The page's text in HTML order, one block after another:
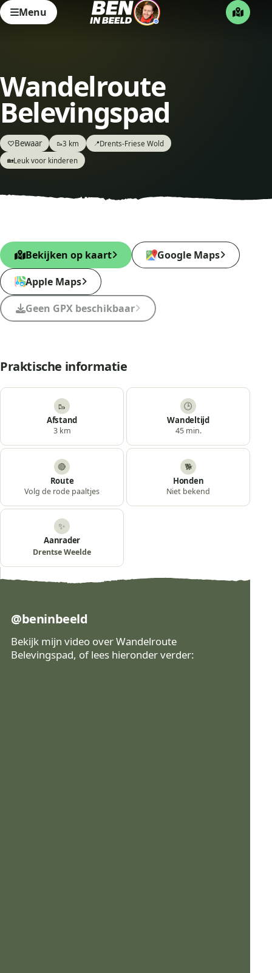
Menu
Wandelroute
Belevingspad
♡Bewaar 🥾3 km 📍Drents-Friese Wold
🏡Leuk voor kinderen
Bekijken op kaart
Google Maps
Apple Maps
Geen GPX beschikbaar
Praktische informatie
🥾
Afstand
3 km
🕒
Wandeltijd
45 min.
🔴
Route
Volg de rode paaltjes
🐕
Honden
Niet bekend
✨
Aanrader
Drentse Weelde
@beninbeeld
Bekijk mijn video over Wandelroute
Belevingspad, of lees hieronder verder: